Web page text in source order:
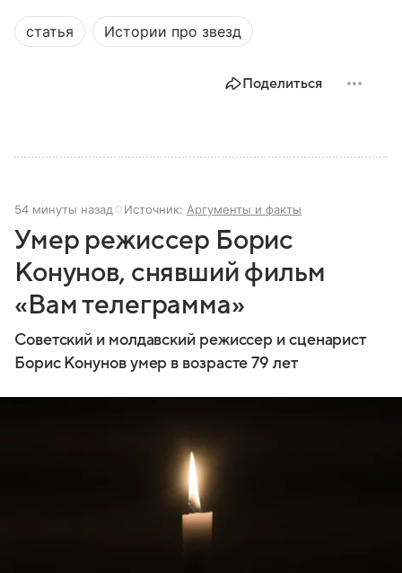
статья Истории про звезд
Поделиться
54 минуты назад Источник: Аргументы и факты
Умер режиссер Борис
Конунов, снявший фильм
«Вам телеграмма»
Советский и молдавский режиссер и сценарист
Борис Конунов умер в возрасте 79 лет